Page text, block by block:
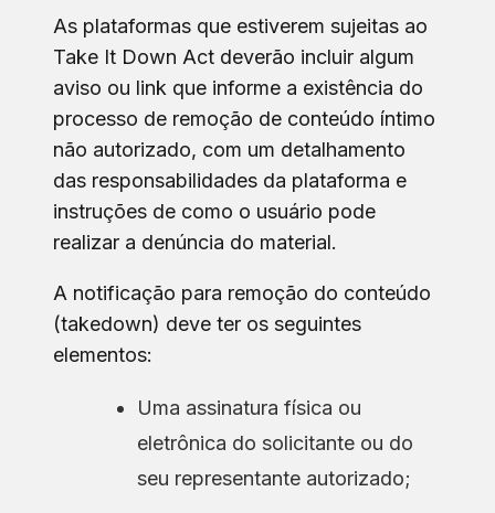
As plataformas que estiverem sujeitas ao
Take It Down Act deverão incluir algum
aviso ou link que informe a existência do
processo de remoção de conteúdo íntimo
não autorizado, com um detalhamento
das responsabilidades da plataforma e
instruções de como o usuário pode
realizar a denúncia do material.
A notificação para remoção do conteúdo
(takedown) deve ter os seguintes
elementos:
Uma assinatura física ou
eletrônica do solicitante ou do
seu representante autorizado;